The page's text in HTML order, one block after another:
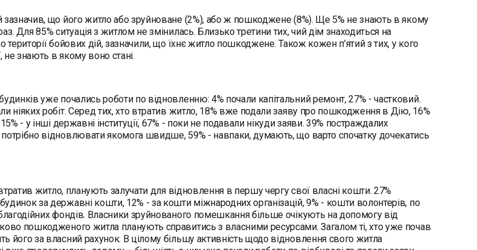
зазначив, що його житло або зруйноване (2%), або ж пошкоджене (8%). Ще 5% не знають в якому
Для 85% ситуація з житлом не змінилась. Близько третини тих, чий дім знаходиться на
території бойових дій, зазначили, що їхнє житло пошкоджене. Також кожен п’ятий з тих, у кого
не знають в якому воно стані.
уже почались роботи по відновленню: 4% почали капітальний ремонт, 27% - частковий.
ніяких робіт. Серед тих, хто втратив житло, 18% вже подали заяву про пошкодження в Дію, 16%
- у інші державні інституції, 67% - поки не подавали нікуди заяви. 39% постраждалих
відновлювати якомога швидше, 59% - навпаки, думають, що варто спочатку дочекатись
втратив житло, планують залучати для відновлення в першу чергу свої власні кошти. 27%
за державні кошти, 12% - за кошти міжнародних організацій, 9% - кошти волонтерів, по
фондів. Власники зруйнованого помешкання більше очікують на допомогу від
пошкодженого житла планують справитись з власними ресурсами. Загалом ті, хто уже почав
його за власний рахунок. В цілому більшу активність щодо відновлення свого житла